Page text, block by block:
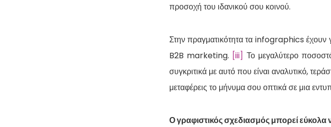
προσοχή του ιδανικού σου κοινού.
Στην πραγματικότητα τα infographics έχουν
B2B marketing. [iii] Το μεγαλύτερο
συγκριτικά με αυτό που είναι αναλυτικό,
μεταφέρεις το μήνυμα σου οπτικά σε μια
Ο γραφιστικός σχεδιασμός μπορεί εύκολα